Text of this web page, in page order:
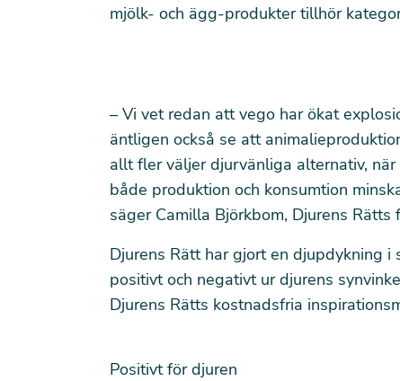
mjölk- och ägg-produkter tillhör
– Vi vet redan att vego har ökat
äntligen också se att
allt fler väljer djurvänliga alternativ,
både produktion och konsumtion
säger Camilla Björkbom, Djurens Rätts
Djurens Rätt har gjort en djupdykning
positivt och negativt ur djurens
Djurens Rätts kostnadsfria
Positivt för djuren